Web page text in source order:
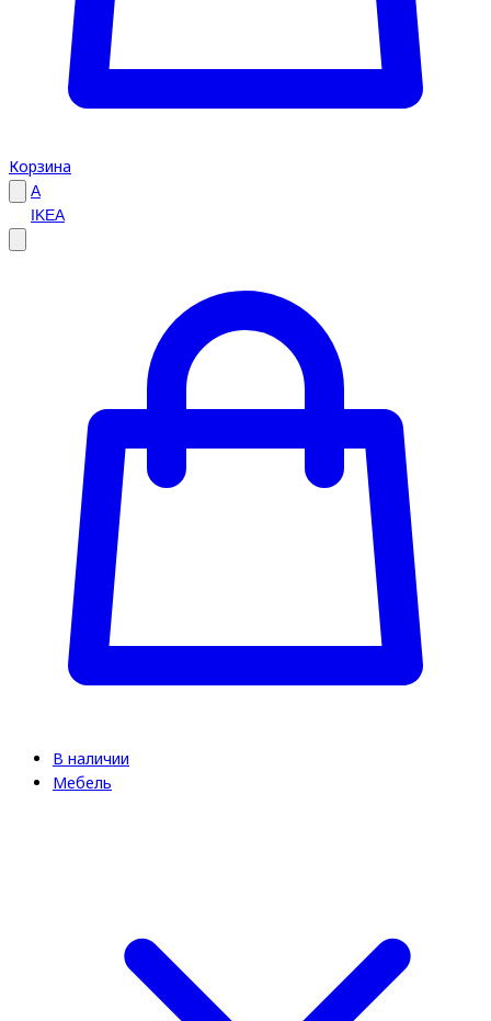
Корзина
A
IKEA
В наличии
Мебель